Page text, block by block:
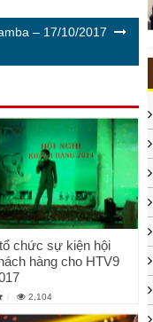
– 17/10/2017
chức sự kiện hội
hàng cho HTV9
2,104